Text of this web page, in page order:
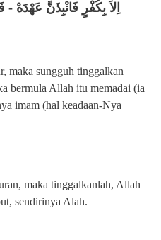
اِلاَ بِكُفْرٍ فَانْبِذَنَّ عَهْدَهْ -
maka sungguh tinggalkan
bermula Allah itu memadai (ia
imam (hal keadaan-Nya
maka tinggalkanlah, Allah
sendirinya Alah.